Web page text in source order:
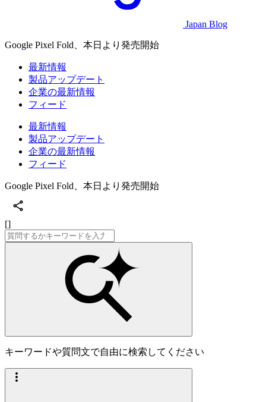
Japan Blog
Google Pixel Fold、本日より発売開始
最新情報
製品アップデート
企業の最新情報
フィード
最新情報
製品アップデート
企業の最新情報
フィード
Google Pixel Fold、本日より発売開始
[]
キーワードや質問文で自由に検索してください